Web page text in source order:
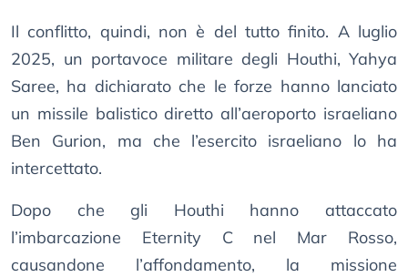
Il conflitto, quindi, non è del tutto finito. A luglio
2025, un portavoce militare degli Houthi, Yahya
Saree, ha dichiarato che le forze hanno lanciato
un missile balistico diretto all’aeroporto israeliano
Ben Gurion, ma che l’esercito israeliano lo ha
intercettato.
Dopo che gli Houthi hanno attaccato
l’imbarcazione Eternity C nel Mar Rosso,
causandone l’affondamento, la missione